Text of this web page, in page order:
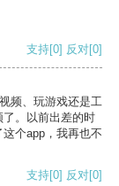
支持[0] 反对[0]
频、玩游戏还是工
。以前出差的时
个app，我再也不
支持[0] 反对[0]